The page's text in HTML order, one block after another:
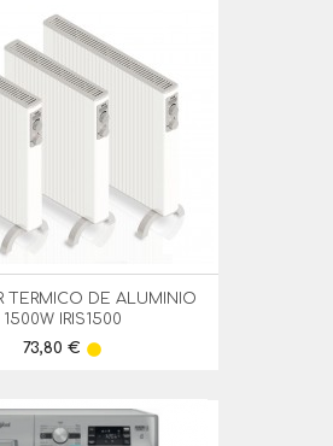
TERMICO DE ALUMINIO
1500W IRIS1500
Preço
73,80 € lens